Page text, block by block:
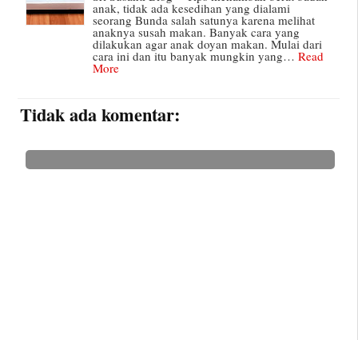
anak, tidak ada kesedihan yang dialami
seorang Bunda salah satunya karena melihat
anaknya susah makan. Banyak cara yang
dilakukan agar anak doyan makan. Mulai dari
cara ini dan itu banyak mungkin yang… Read
More
Tidak ada komentar: